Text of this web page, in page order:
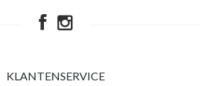
KLANTENSERVICE